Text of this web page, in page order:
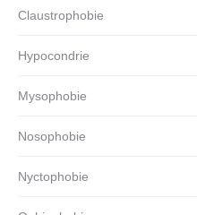
Claustrophobie
Hypocondrie
Mysophobie
Nosophobie
Nyctophobie